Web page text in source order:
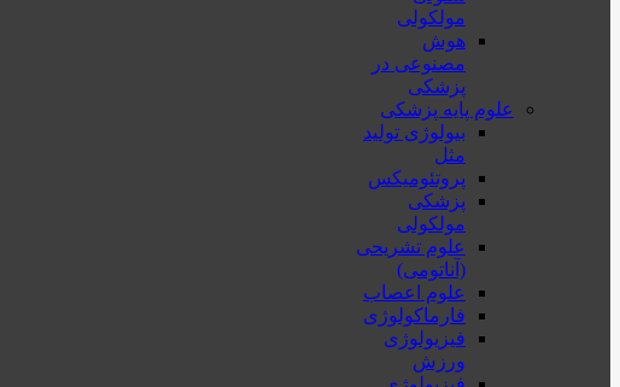
مولکولی
هوش
مصنوعی در
پزشکی
علوم پایه پزشکی
بیولوژی تولید
مثل
پروتئومیکس
پزشکی
مولکولی
علوم تشریحی
(آناتومی)
علوم اعصاب
فارماکولوژی
فیزیولوژی
ورزش